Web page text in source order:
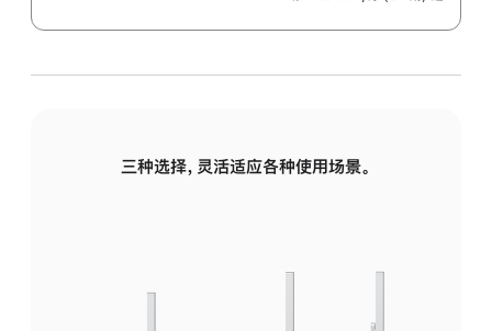
三种选择，灵活适应各种使用场景。